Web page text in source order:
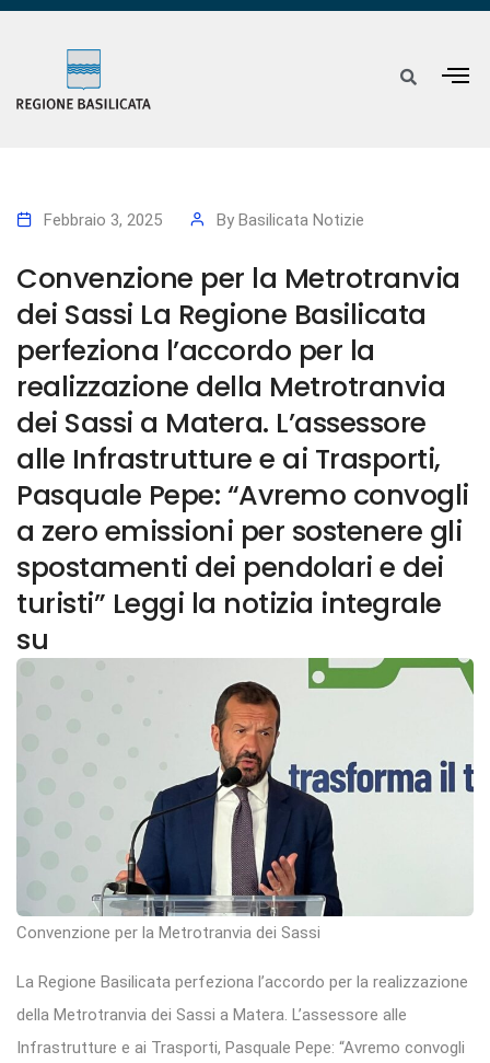
Febbraio 3, 2025 By Basilicata Notizie
Convenzione per la Metrotranvia
dei Sassi La Regione Basilicata
perfeziona l’accordo per la
realizzazione della Metrotranvia
dei Sassi a Matera. L’assessore
alle Infrastrutture e ai Trasporti,
Pasquale Pepe: “Avremo convogli
a zero emissioni per sostenere gli
spostamenti dei pendolari e dei
turisti” Leggi la notizia integrale
su
Convenzione per la Metrotranvia dei Sassi
La Regione Basilicata perfeziona l’accordo per la realizzazione
della Metrotranvia dei Sassi a Matera. L’assessore alle
Infrastrutture e ai Trasporti, Pasquale Pepe: “Avremo convogli